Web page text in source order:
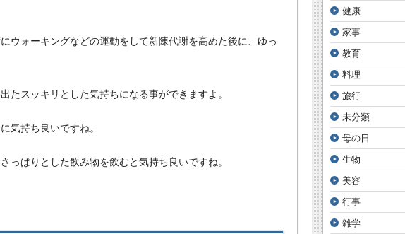
ウォーキングなどの運動をして新陳代謝を高めた後に、ゆっ
たスッキリとした気持ちになる事ができますよ。
気持ち良いですね。
っぱりとした飲み物を飲むと気持ち良いですね。
健康
家事
教育
料理
旅行
未分類
母の日
生物
美容
行事
雑学